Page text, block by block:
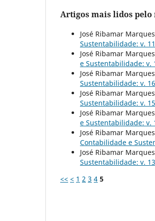
Artigos mais lidos pelo
José Ribamar
Sustentabilidade: v.
José Ribamar
e Sustentabilidade: v.
José Ribamar
Sustentabilidade: v.
José Ribamar
Sustentabilidade: v.
José Ribamar
e Sustentabilidade: v.
José Ribamar
Contabilidade e
José Ribamar
Sustentabilidade: v.
<< < 1 2 3 4 5